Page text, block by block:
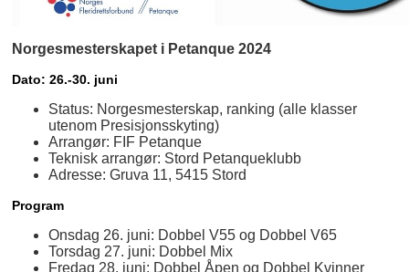
Norgesmesterskapet i Petanque 2024
Dato: 26.-30. juni
Status: Norgesmesterskap, ranking (alle klasser
utenom Presisjonsskyting)
Arrangør: FIF Petanque
Teknisk arrangør: Stord Petanqueklubb
Adresse: Gruva 11, 5415 Stord
Program
Onsdag 26. juni: Dobbel V55 og Dobbel V65
Torsdag 27. juni: Dobbel Mix
Fredag 28. juni: Dobbel Åpen og Dobbel Kvinner